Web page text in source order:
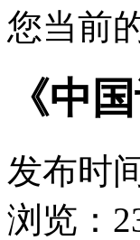
您当前
《中
发布时
浏览：